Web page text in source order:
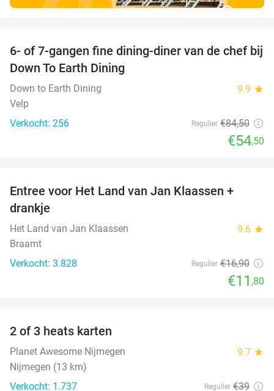
36%
6- of 7-gangen fine dining-diner van de chef bij
Down To Earth Dining
Down to Earth Dining 9.9 star
Velp
Verkocht: 256
Regulier €84,50
€54,50
Entree voor Het Land van Jan Klaassen +
drankje
Het Land van Jan Klaassen 9.6 star
Braamt
Verkocht: 3.828
Regulier €16,90
€11 ,80
2 of 3 heats karten
Planet Awesome Nijmegen 9.7 star
Nijmegen (13 km)
Verkocht: 1.737
Regulier €39